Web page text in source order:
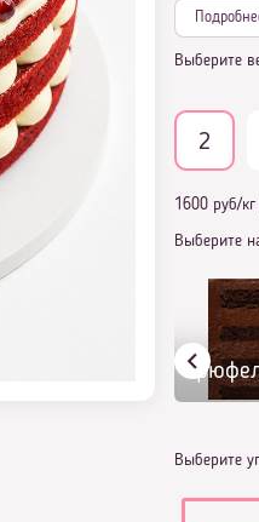
Выберите
2
1600 руб/кг
Выберите
Выберите